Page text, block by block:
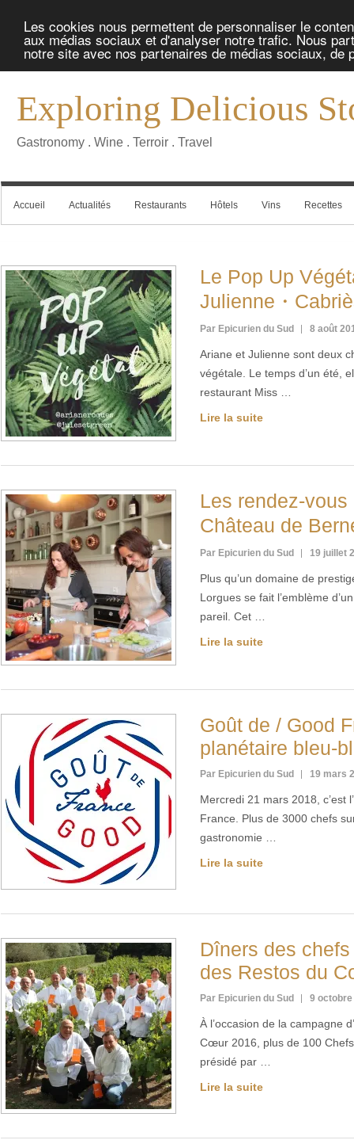
Les cookies nous permettent de personnaliser le
aux médias sociaux et d'analyser notre trafic. Nous
notre site avec nos partenaires de médias sociaux, de
Exploring Delicious
Gastronomy . Wine . Terroir . Travel
Accueil Actualités Restaurants Hôtels Vins Recettes
Le Pop Up
Julienne・
Par Epicurien du Sud 8 août
Ariane et Julienne sont deux
végétale. Le temps d’un été,
restaurant Miss …
Lire la suite
Les rendez-
Château de
Par Epicurien du Sud 19 juillet
Plus qu’un domaine de
Lorgues se fait l’emblème
pareil. Cet …
Lire la suite
Goût de / Good
planétaire bleu-
Par Epicurien du Sud 19 mars
Mercredi 21 mars 2018, c’est
France. Plus de 3000 chefs
gastronomie …
Lire la suite
Dîners des
des Restos du
Par Epicurien du Sud 9 octobre
À l’occasion de la campagne
Cœur 2016, plus de 100
présidé par …
Lire la suite